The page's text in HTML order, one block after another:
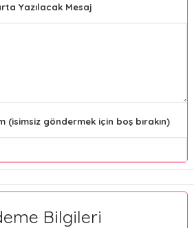
Yazılacak Mesaj
(isimsiz göndermek için boş bırakın)
Bilgileri